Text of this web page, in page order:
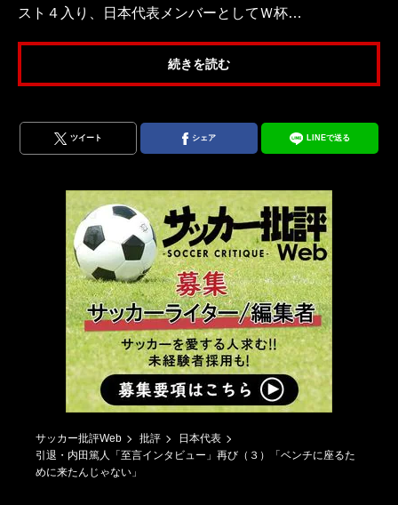
スト４入り、日本代表メンバーとしてＷ杯…
続きを読む
ツイート シェア LINEで送る
サッカー批評Web 批評
日本代表
引退・内田篤人「至言インタビュー」再び（３）「ベンチに座るた
めに来たんじゃない」